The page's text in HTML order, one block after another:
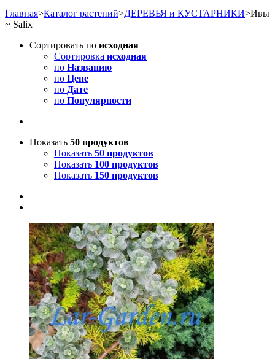
Главная>Каталог растений>ДЕРЕВЬЯ и КУСТАРНИКИ>Ивы
~ Salix
Сортировать по исходная
Сортировка исходная
по Названию
по Цене
по Дате
по Популярности
Показать 50 продуктов
Показать 50 продуктов
Показать 100 продуктов
Показать 150 продуктов